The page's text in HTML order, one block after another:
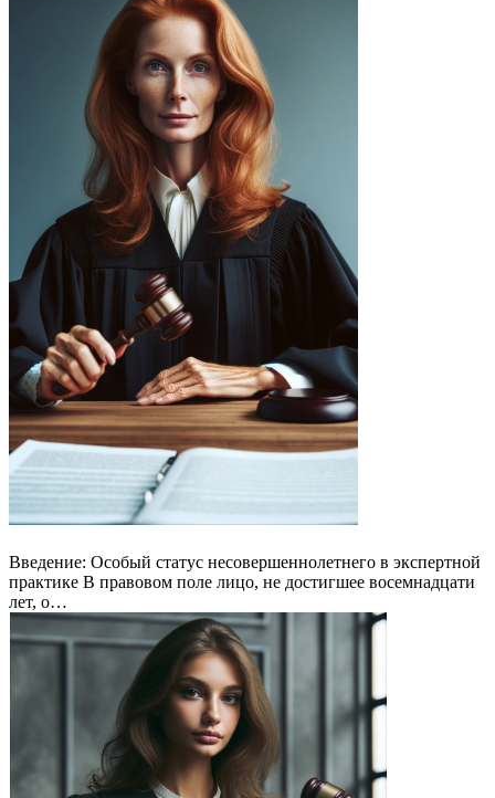
Введение: Особый статус несовершеннолетнего в экспертной
практике В правовом поле лицо, не достигшее восемнадцати
лет, о…